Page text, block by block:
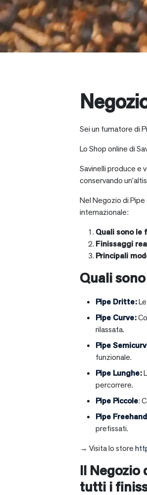
Sei un fumatore di
Lo Shop online di
Savinelli produce e
conservando
Nel Negozio di
internazionale:
Quali sono le
Finissaggi
Principali
Quali
Pipe Dritte:
Pipe Curve:
rilassata.
Pipe
funzionale.
Pipe Lunghe:
percorrere.
Pipe Piccole:
Pipe Freehand
prefissati.
→ Visita lo store
Il Negozio
tutti i